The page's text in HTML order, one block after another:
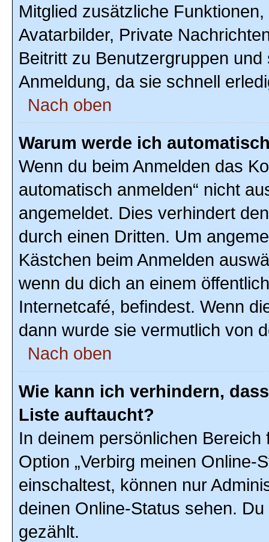
Mitglied zusätzliche
Avatarbilder, Private
Beitritt zu Benutzergruppen
Anmeldung, da sie schnell
Nach oben
Warum werde ich
Wenn du beim Anmelden das
automatisch anmelden“ nicht
angemeldet. Dies verhindert
durch einen Dritten. Um
Kästchen beim Anmelden
wenn du dich an einem
Internetcafé, befindest. Wenn
dann wurde sie vermutlich von
Nach oben
Wie kann ich verhindern,
Liste auftaucht?
In deinem persönlichen
Option „Verbirg meinen Online-
einschaltest, können nur
deinen Online-Status sehen.
gezählt.